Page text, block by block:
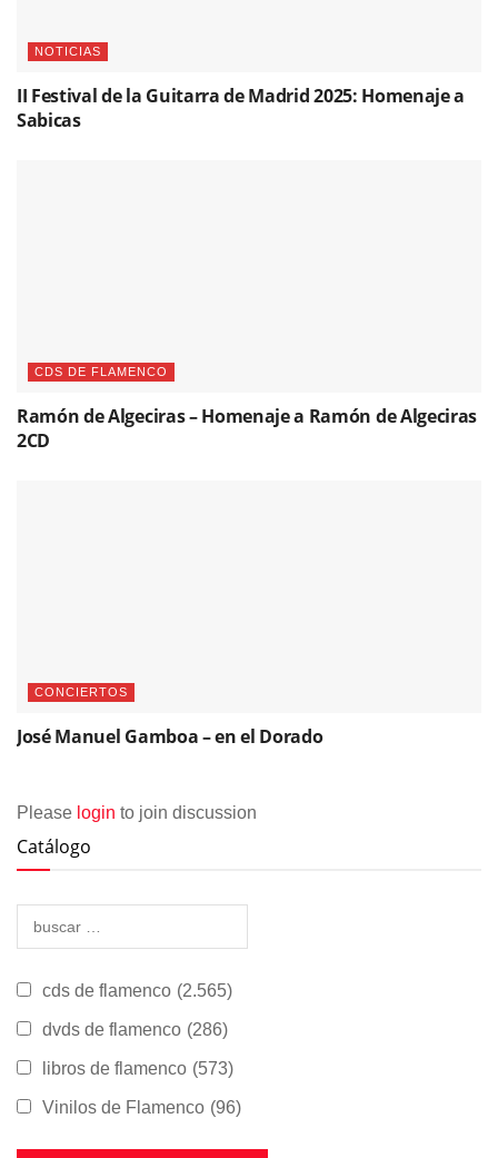
NOTICIAS
II Festival de la Guitarra de Madrid 2025: Homenaje a
Sabicas
CDS DE FLAMENCO
Ramón de Algeciras – Homenaje a Ramón de Algeciras
2CD
CONCIERTOS
José Manuel Gamboa – en el Dorado
Please login to join discussion
Catálogo
cds de flamenco (2.565)
dvds de flamenco (286)
libros de flamenco (573)
Vinilos de Flamenco (96)